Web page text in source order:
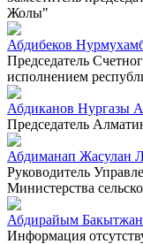
Жолы"
Абдибеков
Председатель
исполнением
Абдиканов Нургазы
Председатель
Абдиманап Жасулан
Руководитель
Министерства
Абдирайым
Информация